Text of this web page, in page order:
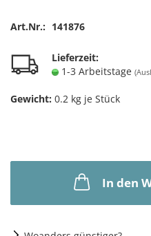
Art.Nr.: 141876
Lieferzeit:
1-3 Arbeitstage
Gewicht: 0.2 kg je Stück
In den